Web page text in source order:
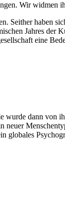
Wir widmen
Seither haben
Jahres der
eine
wurde dann von
globales